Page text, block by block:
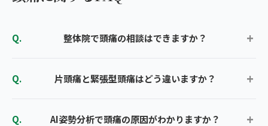
整体院で頭痛の相談はできますか？
片頭痛と緊張型頭痛はどう違いますか？
AI姿勢分析で頭痛の原因がわかりますか？